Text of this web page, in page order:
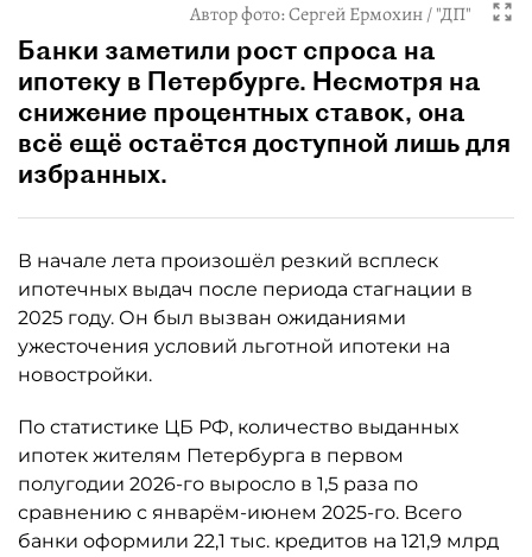
Автор фото:Сергей Ермохин / "ДП"
Банки заметили рост спроса на
ипотеку в Петербурге. Несмотря на
снижение процентных ставок, она
всё ещё остаётся доступной лишь для
избранных.
В начале лета произошёл резкий всплеск
ипотечных выдач после периода стагнации в
2025 году. Он был вызван ожиданиями
ужесточения условий льготной ипотеки на
новостройки.
По статистике ЦБ РФ, количество выданных
ипотек жителям Петербурга в первом
полугодии 2026-го выросло в 1,5 раза по
сравнению с январём-июнем 2025-го. Всего
банки оформили 22,1 тыс. кредитов на 121,9 млрд